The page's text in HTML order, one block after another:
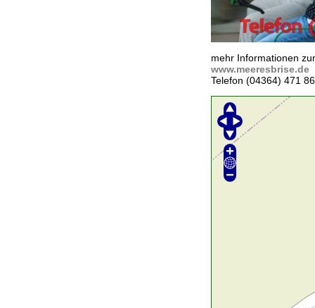
mehr Informationen
www.meeresbrise.de
Telefon (04364) 471